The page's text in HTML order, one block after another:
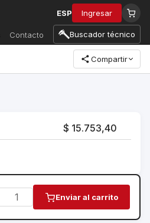
ESP Ingresar
Contacto Buscador técnico
Compartir
$ 15.753,40
Enviar al carrito